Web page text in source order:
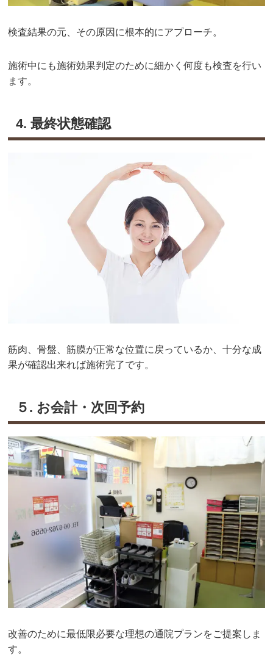
検査結果の元、その原因に根本的にアプローチ。
施術中にも施術効果判定のために細かく何度も検査を行い
ます。
4. 最終状態確認
筋肉、骨盤、筋膜が正常な位置に戻っているか、十分な成
果が確認出来れば施術完了です。
５. お会計・次回予約
改善のために最低限必要な理想の通院プランをご提案しま
す。